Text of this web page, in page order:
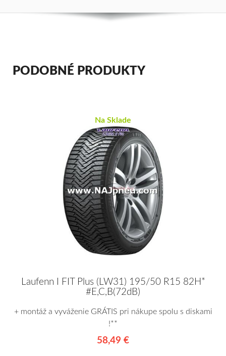
PODOBNÉ PRODUKTY
Na Sklade
Laufenn I FIT Plus (LW31) 195/50 R15 82H*
#E,C,B(72dB)
+ montáž a vyváženie GRÁTIS pri nákupe spolu s diskami
!**
58,49 €